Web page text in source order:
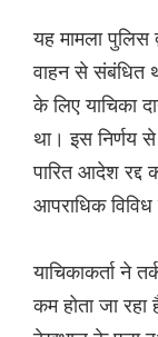
यह मामला पुलिस
वाहन से संबंधित
के लिए याचिका
था। इस निर्णय से
पारित आदेश
आपराधिक विविध
याचिकाकर्ता ने
कम होता जा